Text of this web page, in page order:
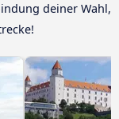
deiner Wahl,